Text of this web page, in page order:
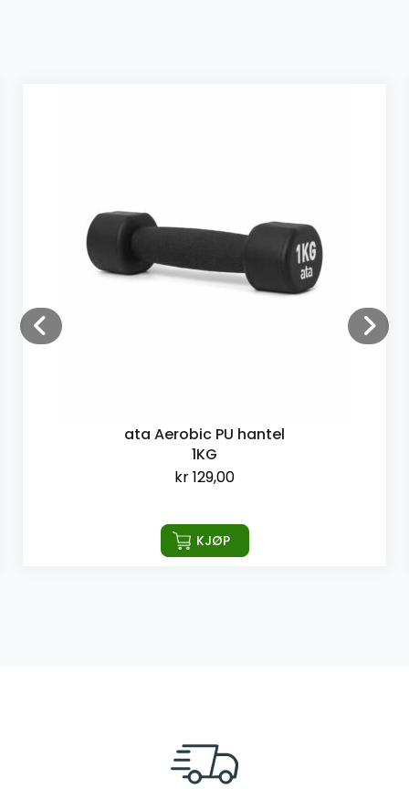
ata Aerobic PU hantel
1KG
kr129,00
KJØP